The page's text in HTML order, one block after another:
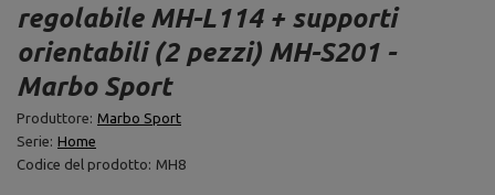
regolabile MH-L114 + supporti
orientabili (2 pezzi) MH-S201 -
Marbo Sport
Produttore: Marbo Sport
Serie: Home
Codice del prodotto: MH8